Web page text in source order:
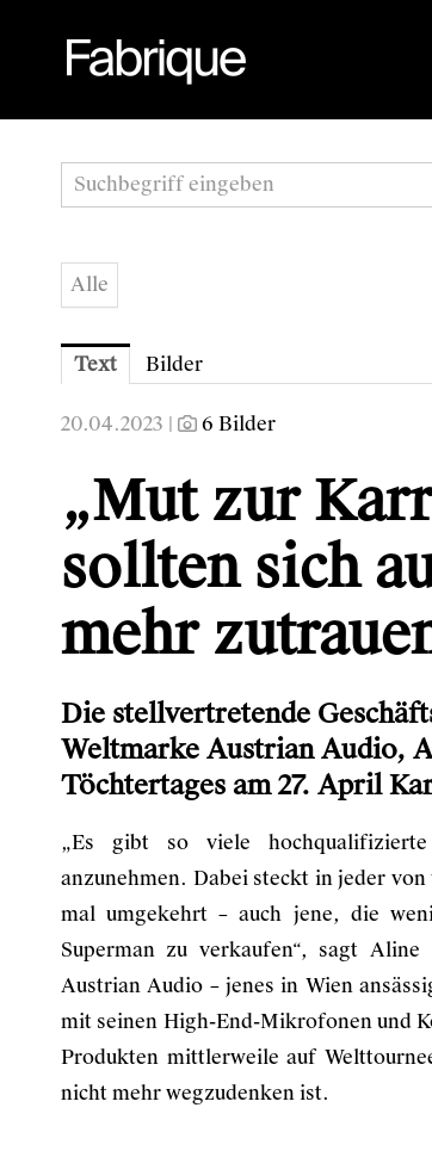
Alle
Text Bilder
20.04.2023 | 6 Bilder
„Mut zur
sollten sich
mehr
Die stellvertretende
Weltmarke Austrian Audio,
Töchtertages am 27. April
„Es gibt so viele
anzunehmen. Dabei steckt in jeder
mal umgekehrt – auch jene, die
Superman zu verkaufen“, sagt
Austrian Audio – jenes in Wien
mit seinen High-End-Mikrofonen und
Produkten mittlerweile auf
nicht mehr wegzudenken ist.